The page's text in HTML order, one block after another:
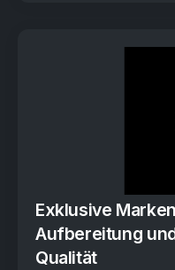
Exklusive
Aufbereitung
Qualität